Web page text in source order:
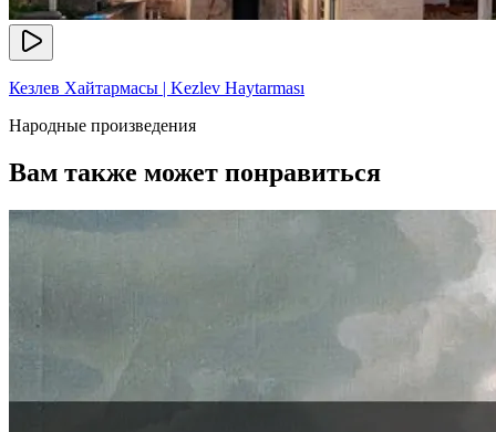
Кезлев Хайтармасы | Kezlev Haytarması
Народные произведения
Вам также может понравиться